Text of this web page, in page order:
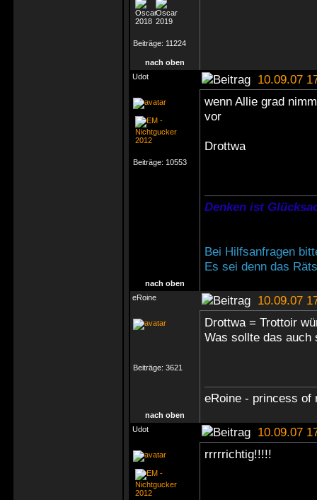
Beiträge: 11224
nach oben
Udot
10.09.07
Beiträge: 10553
wenn Allie grad
vor
Drottwa
Denken ist
Bei Hilfsanfragen
Es sei denn das
nach oben
eRoine
10.09.07
Beiträge: 3621
Drottwa = Trottoir
Was sollte das auch
eRoine - princess of
nach oben
Udot
10.09.07
rrrrrichtig!!!!!